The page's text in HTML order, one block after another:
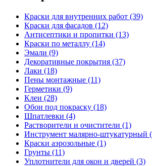
Краски для внутренних работ (39)
Краски для фасадов (12)
Антисептики и пропитки (13)
Краски по металлу (14)
Эмали (9)
Декоративные покрытия (37)
Лаки (18)
Пены монтажные (11)
Герметики (9)
Клеи (28)
Обои под покраску (18)
Шпатлевки (4)
Растворители и очистители (1)
Инструмент малярно-штукатурный
Краски аэрозольные (1)
Грунты (11)
Уплотнители для окон и дверей (3)